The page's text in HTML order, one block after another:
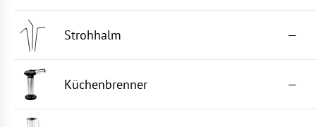
Strohhalm —
Küchenbrenner —